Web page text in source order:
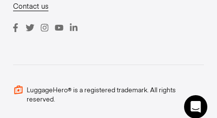
Contact us
LuggageHero® is a registered trademark. All rights
reserved.